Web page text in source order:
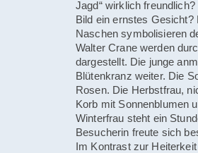
Jagd“ wirklich
Bild ein ernstes
Naschen symbolisieren
Walter Crane werden
dargestellt. Die junge
Blütenkranz weiter. Die
Rosen. Die Herbstfrau,
Korb mit Sonnenblumen
Winterfrau steht ein
Besucherin freute sich
Im Kontrast zur